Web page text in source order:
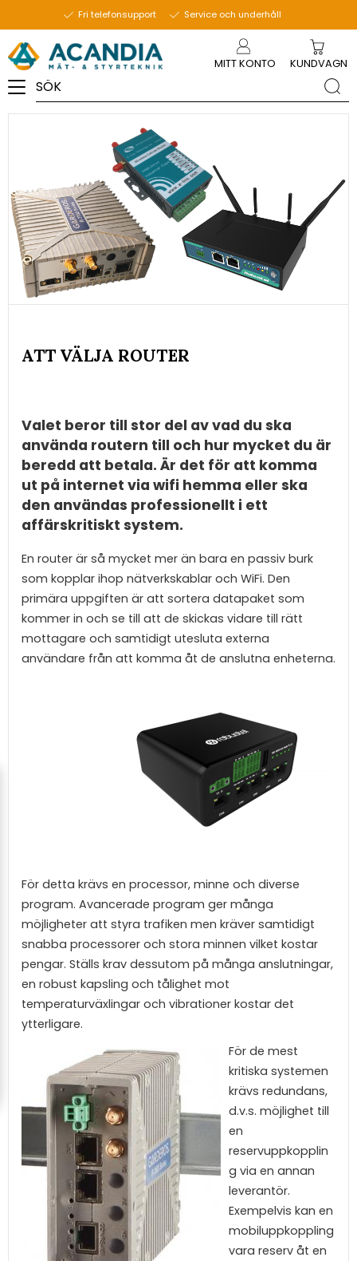
Fri telefonsupport Service och underhåll
MITT KONTO KUNDVAGN
ATT VÄLJA ROUTER
Valet beror till stor del av vad du ska
använda routern till och hur mycket du är
beredd att betala. Är det för att komma
ut på internet via wifi hemma eller ska
den användas professionellt i ett
affärskritiskt system.
En router är så mycket mer än bara en passiv burk
som kopplar ihop nätverkskablar och WiFi. Den
primära uppgiften är att sortera datapaket som
kommer in och se till att de skickas vidare till rätt
mottagare och samtidigt utesluta externa
användare från att komma åt de anslutna enheterna.
För detta krävs en processor, minne och diverse
program. Avancerade program ger många
möjligheter att styra trafiken men kräver samtidigt
snabba processorer och stora minnen vilket kostar
pengar. Ställs krav dessutom på många anslutningar,
en robust kapsling och tålighet mot
temperaturväxlingar och vibrationer kostar det
ytterligare.
För de mest
kritiska systemen
krävs redundans,
d.v.s. möjlighet till
en
reservuppkopplin
g via en annan
leverantör.
Exempelvis kan en
mobiluppkoppling
vara reserv åt en